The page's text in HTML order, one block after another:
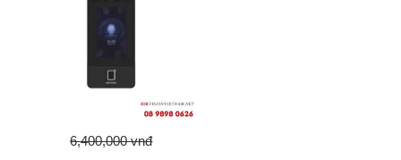
6,400,000 vnđ